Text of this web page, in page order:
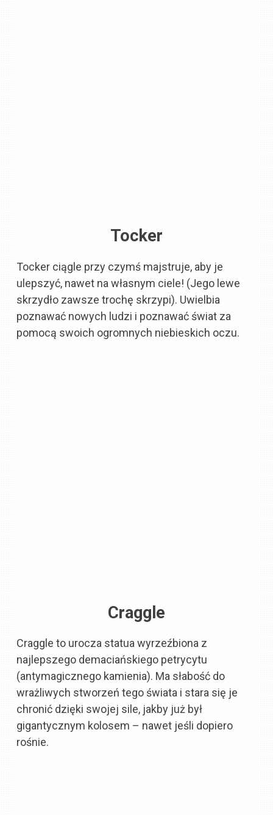
Tocker
Tocker ciągle przy czymś majstruje, aby je
ulepszyć, nawet na własnym ciele! (Jego lewe
skrzydło zawsze trochę skrzypi). Uwielbia
poznawać nowych ludzi i poznawać świat za
pomocą swoich ogromnych niebieskich oczu.
Craggle
Craggle to urocza statua wyrzeźbiona z
najlepszego demaciańskiego petrycytu
(antymagicznego kamienia). Ma słabość do
wrażliwych stworzeń tego świata i stara się je
chronić dzięki swojej sile, jakby już był
gigantycznym kolosem – nawet jeśli dopiero
rośnie.